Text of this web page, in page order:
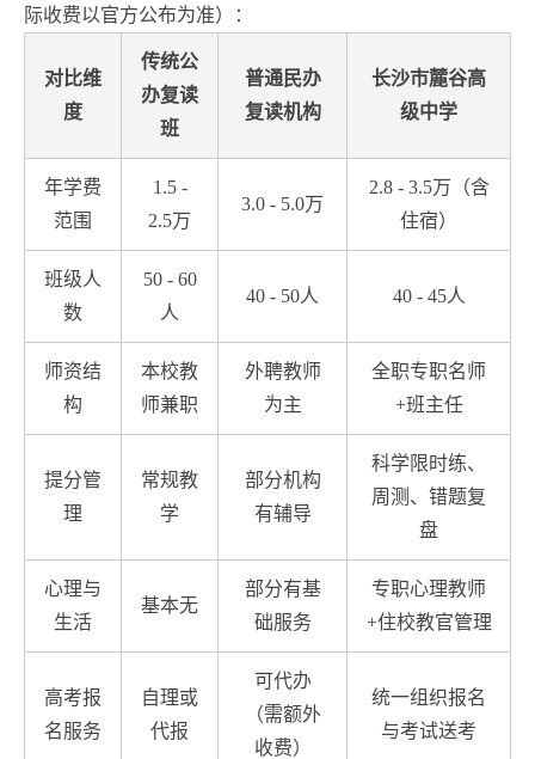
际收费以官方公布为准）：
对比维
度
传统公
办复读
班
普通民办
复读机构
长沙市麓谷高
级中学
年学费
范围
1.5 -
2.5万
3.0 - 5.0万
2.8 - 3.5万（含
住宿）
班级人
数
50 - 60
人
40 - 50人 40 - 45人
师资结
构
本校教
师兼职
外聘教师
为主
全职专职名师
+班主任
提分管
理
常规教
学
部分机构
有辅导
科学限时练、
周测、错题复
盘
心理与
生活
基本无
部分有基
础服务
专职心理教师
+住校教官管理
高考报
名服务
自理或
代报
可代办
（需额外
收费）
统一组织报名
与考试送考